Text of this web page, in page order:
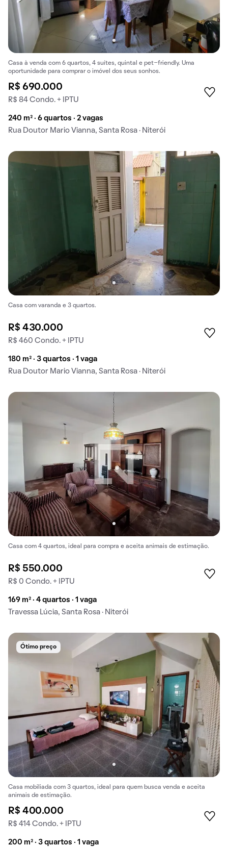
Casa à venda com 6 quartos, 4 suítes, quintal e pet-friendly. Uma
oportunidade para comprar o imóvel dos seus sonhos.
R$ 690.000
R$ 84 Condo. + IPTU
240 m² · 6 quartos · 2 vagas
Rua Doutor Mario Vianna, Santa Rosa · Niterói
Casa com varanda e 3 quartos.
R$ 430.000
R$ 460 Condo. + IPTU
180 m² · 3 quartos · 1 vaga
Rua Doutor Mario Vianna, Santa Rosa · Niterói
Casa com 4 quartos, ideal para compra e aceita animais de estimação.
R$ 550.000
R$ 0 Condo. + IPTU
169 m² · 4 quartos · 1 vaga
Travessa Lúcia, Santa Rosa · Niterói
Ótimo preço
Casa mobiliada com 3 quartos, ideal para quem busca venda e aceita
animais de estimação.
R$ 400.000
R$ 414 Condo. + IPTU
200 m² · 3 quartos · 1 vaga